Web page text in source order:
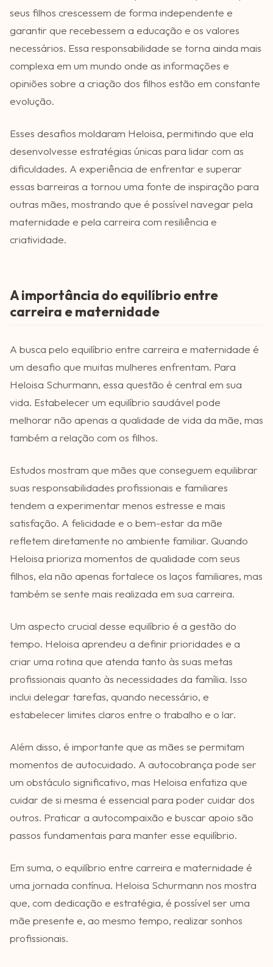
seus filhos crescessem de forma independente e
garantir que recebessem a educação e os valores
necessários. Essa responsabilidade se torna ainda mais
complexa em um mundo onde as informações e
opiniões sobre a criação dos filhos estão em constante
evolução.
Esses desafios moldaram Heloisa, permitindo que ela
desenvolvesse estratégias únicas para lidar com as
dificuldades. A experiência de enfrentar e superar
essas barreiras a tornou uma fonte de inspiração para
outras mães, mostrando que é possível navegar pela
maternidade e pela carreira com resiliência e
criatividade.
A importância do equilíbrio entre
carreira e maternidade
A busca pelo equilíbrio entre carreira e maternidade é
um desafio que muitas mulheres enfrentam. Para
Heloisa Schurmann, essa questão é central em sua
vida. Estabelecer um equilíbrio saudável pode
melhorar não apenas a qualidade de vida da mãe, mas
também a relação com os filhos.
Estudos mostram que mães que conseguem equilibrar
suas responsabilidades profissionais e familiares
tendem a experimentar menos estresse e mais
satisfação. A felicidade e o bem-estar da mãe
refletem diretamente no ambiente familiar. Quando
Heloisa prioriza momentos de qualidade com seus
filhos, ela não apenas fortalece os laços familiares, mas
também se sente mais realizada em sua carreira.
Um aspecto crucial desse equilíbrio é a gestão do
tempo. Heloisa aprendeu a definir prioridades e a
criar uma rotina que atenda tanto às suas metas
profissionais quanto às necessidades da família. Isso
inclui delegar tarefas, quando necessário, e
estabelecer limites claros entre o trabalho e o lar.
Além disso, é importante que as mães se permitam
momentos de autocuidado. A autocobrança pode ser
um obstáculo significativo, mas Heloisa enfatiza que
cuidar de si mesma é essencial para poder cuidar dos
outros. Praticar a autocompaixão e buscar apoio são
passos fundamentais para manter esse equilíbrio.
Em suma, o equilíbrio entre carreira e maternidade é
uma jornada contínua. Heloisa Schurmann nos mostra
que, com dedicação e estratégia, é possível ser uma
mãe presente e, ao mesmo tempo, realizar sonhos
profissionais.